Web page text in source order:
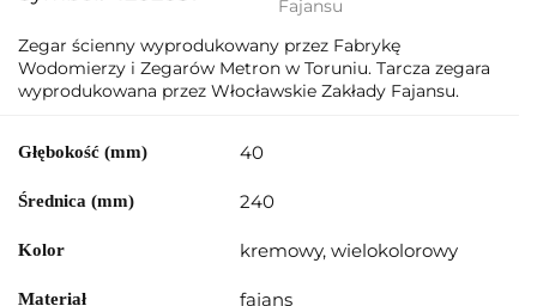
Fajansu
Zegar ścienny wyprodukowany przez Fabrykę
Wodomierzy i Zegarów Metron w Toruniu. Tarcza zegara
wyprodukowana przez Włocławskie Zakłady Fajansu.
Głębokość (mm) 40
Średnica (mm) 240
Kolor kremowy, wielokolorowy
Materiał fajans